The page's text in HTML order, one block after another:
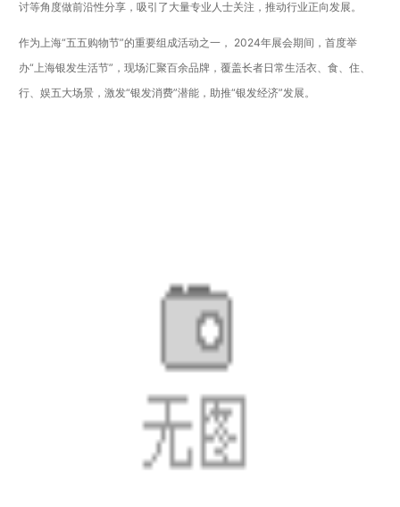
讨等角度做前沿性分享，吸引了大量专业人士关注，推动行业正向发展。
作为上海“五五购物节”的重要组成活动之一， 2024年展会期间，首度举
办“上海银发生活节”，现场汇聚百余品牌，覆盖长者日常生活衣、食、住、
行、娱五大场景，激发“银发消费”潜能，助推“银发经济”发展。